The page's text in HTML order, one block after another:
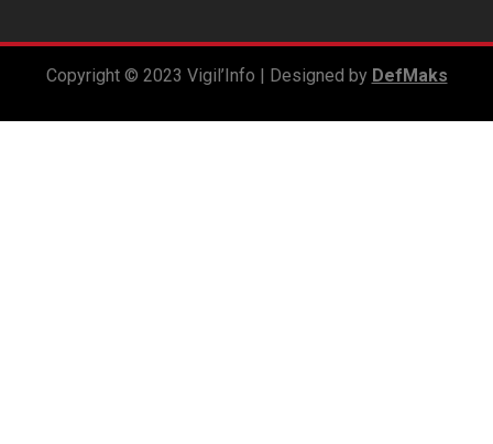
Copyright © 2023 Vigil’Info | Designed by DefMaks